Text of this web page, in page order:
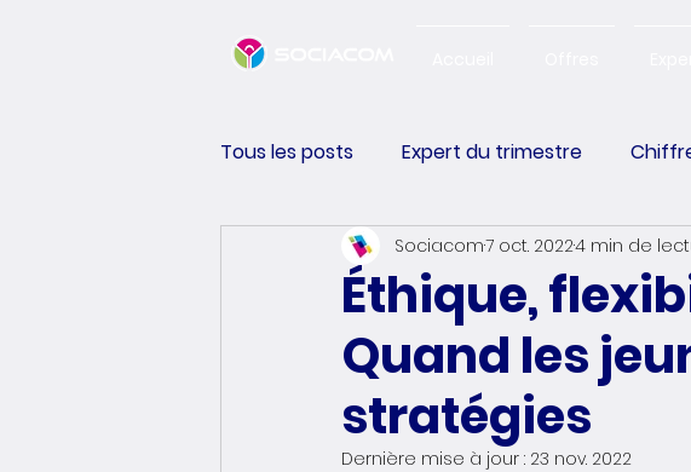
Tous les posts Expert du trimestre
Happiness Performance Change
Éthique,
Quand les
stratégies
Sociacom7 oct. 20224 min de
Dernière mise à jour : 23 nov. 2022